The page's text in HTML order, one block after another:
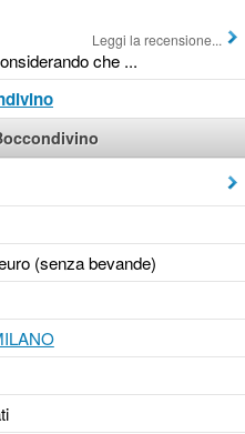
che ...
Leggi la recensione...
(senza bevande)